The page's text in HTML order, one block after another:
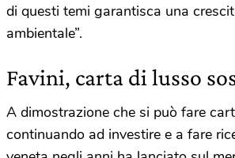
di questi temi garantisca una
ambientale”.
Favini, carta di lusso
A dimostrazione che si può fare
continuando ad investire e a fare